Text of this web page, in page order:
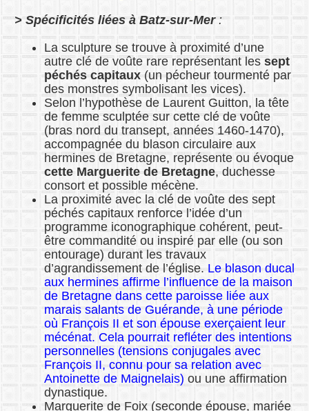
> Spécificités liées à Batz-sur-Mer:
La sculpture se trouve à proximité d’une
autre clé de voûte rare représentant les sept
péchés capitaux(un pécheur tourmenté par
des monstres symbolisant les vices).
Selon l’hypothèse de Laurent Guitton, la tête
de femme sculptée sur cette clé de voûte
(bras nord du transept, années 1460-1470),
accompagnée du blason circulaire aux
hermines de Bretagne, représente ou évoque
cette Marguerite de Bretagne, duchesse
consort et possible mécène.
La proximité avec la clé de voûte des sept
péchés capitaux renforce l’idée d’un
programme iconographique cohérent, peut-
être commandité ou inspiré par elle (ou son
entourage) durant les travaux
d’agrandissement de l’église. Le blason ducal
aux hermines affirme l’influence de la maison
de Bretagne dans cette paroisse liée aux
marais salants de Guérande, à une période
où François II et son épouse exerçaient leur
mécénat. Cela pourrait refléter des intentions
personnelles (tensions conjugales avec
François II, connu pour sa relation avec
Antoinette de Maignelais) ou une affirmation
dynastique.
Marguerite de Foix (seconde épouse, mariée